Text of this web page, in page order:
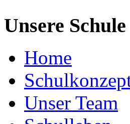
Unsere Schule
Home
Unser Team